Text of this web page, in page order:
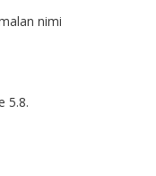
nimi
5.8.